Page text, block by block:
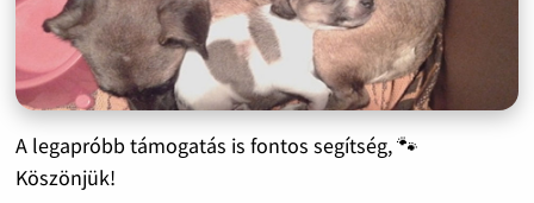
A legapróbb támogatás is fontos segítség, 🐾
Köszönjük!